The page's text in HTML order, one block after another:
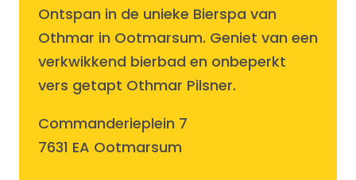
Ontspan in de unieke Bierspa van
Othmar in Ootmarsum. Geniet van een
verkwikkend bierbad en onbeperkt
vers getapt Othmar Pilsner.
Commanderieplein 7
7631 EA Ootmarsum